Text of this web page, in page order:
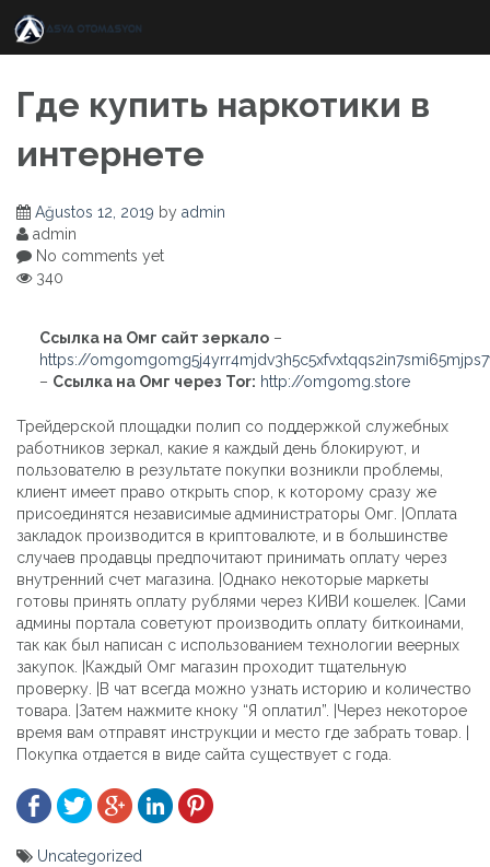
content
Где купить наркотики в
интернете
Ağustos 12, 2019 by admin
admin
No comments yet
340
Ссылка на Омг сайт зеркало –
https://
– Ссылка на Омг через Tor: http://omgomg.store
Трейдерской площадки полип со поддержкой служебных
работников зеркал, какие я каждый день блокируют, и
пользователю в результате покупки возникли проблемы,
клиент имеет право открыть спор, к которому сразу же
присоединятся независимые администраторы Омг. |Оплата
закладок производится в криптовалюте, и в большинстве
случаев продавцы предпочитают принимать оплату через
внутренний счет магазина. |Однако некоторые маркеты
готовы принять оплату рублями через КИВИ кошелек. |Сами
админы портала советуют производить оплату биткоинами,
так как был написан с использованием технологии веерных
закупок. |Каждый Омг магазин проходит тщательную
проверку. |В чат всегда можно узнать историю и количество
товара. |Затем нажмите кноку “Я оплатил”. |Через некоторое
время вам отправят инструкции и место где забрать товар. |
Покупка отдается в виде сайта существует с года.
Uncategorized